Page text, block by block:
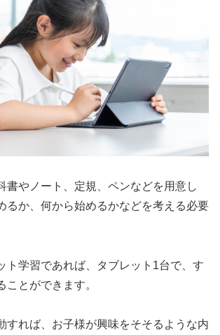
書やノート、定規、ペンなどを用意し
るか、何から始めるかなどを考える必要
ト学習であれば、タブレット1台で、す
ことができます。
すれば、お子様が興味をそそるような内